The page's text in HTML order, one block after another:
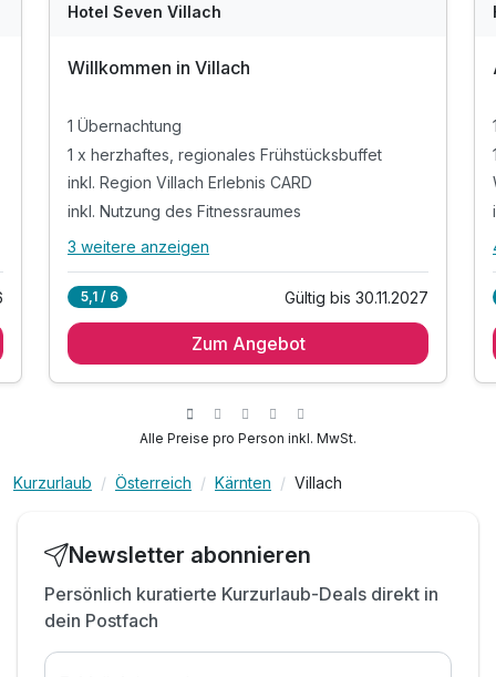
Hotel Seven Villach
Willkommen in Villach
1 Übernachtung
1 x herzhaftes, regionales Frühstücksbuffet
inkl. Region Villach Erlebnis CARD
inkl. Nutzung des Fitnessraumes
Alle Inklusivleistungen
1 x herzhaftes, regionales Frühstücksbuffet
inkl. Late Check Out bis 12:00
inkl. Tipps für Ausflüge
3 weitere anzeigen
5,1 / 6 Gültig bis 30.11.2027
Zum Angebot
Alle Preise pro Person inkl. MwSt.
Kurzurlaub Österreich Kärnten Villach
Newsletter abonnieren
Persönlich kuratierte Kurzurlaub-Deals direkt in
dein Postfach